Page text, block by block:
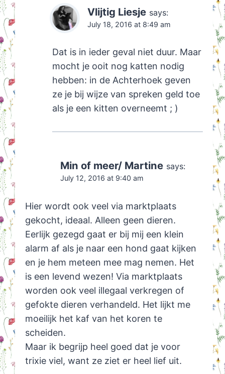
Vlijtig Liesje says:
July 18, 2016 at 8:49 am
Dat is in ieder geval niet duur. Maar
mocht je ooit nog katten nodig
hebben: in de Achterhoek geven
ze je bij wijze van spreken geld toe
als je een kitten overneemt ; )
Min of meer/ Martine says:
July 12, 2016 at 9:40 am
Hier wordt ook veel via marktplaats
gekocht, ideaal. Alleen geen dieren.
Eerlijk gezegd gaat er bij mij een klein
alarm af als je naar een hond gaat kijken
en je hem meteen mee mag nemen. Het
is een levend wezen! Via marktplaats
worden ook veel illegaal verkregen of
gefokte dieren verhandeld. Het lijkt me
moeilijk het kaf van het koren te
scheiden.
Maar ik begrijp heel goed dat je voor
trixie viel, want ze ziet er heel lief uit.